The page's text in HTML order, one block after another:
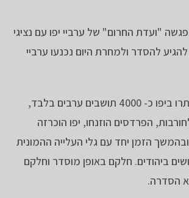
12/5/1948 נפגשה "ועדת החרום" של ערביי יפו עם נציגי
להסדר ולמחרת היום נכנעו ערביי
עם תום הקרבות נתרו ביפו כ- 4000 תושבים ערבים בלבד,
הפרדסים הוזנחו, יפו הוכרזה
הזמן יחד עם גלי העלייה ההמונית
ביהודים. חלקם באופן מוסדר וחלקם
הסדרה.